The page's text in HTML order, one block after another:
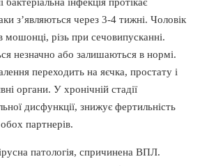
з’являються через 3-4 тижні. Чоловік
мошонці, різь при сечовипусканні.
незначно або залишаються в нормі.
переходить на яєчка, простату і
органи. У хронічній стадії
дисфункції, знижує фертильність
партнерів.
патологія, спричинена ВПЛ.